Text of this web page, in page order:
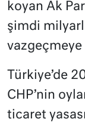
koyan Ak
şimdi
vazgeçmeye
Türkiye’de
CHP’nin
ticaret